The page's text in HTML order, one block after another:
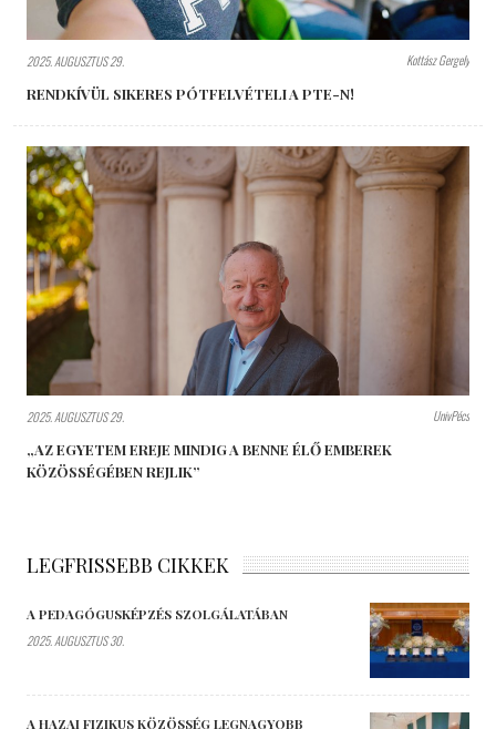
2025. AUGUSZTUS 29. Kottász Gergely
RENDKÍVÜL SIKERES PÓTFELVÉTELI A PTE-N!
2025. AUGUSZTUS 29. UnivPécs
„AZ EGYETEM EREJE MINDIG A BENNE ÉLŐ EMBEREK
KÖZÖSSÉGÉBEN REJLIK”
LEGFRISSEBB CIKKEK
A PEDAGÓGUSKÉPZÉS SZOLGÁLATÁBAN
2025. AUGUSZTUS 30.
A HAZAI FIZIKUS KÖZÖSSÉG LEGNAGYOBB